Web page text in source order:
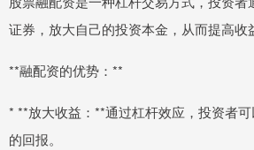
证券，放大自己的投资本金，从而提高收
**融配资的优势：**
* **放大收益：**通过杠杆效应，投资者
的回报。